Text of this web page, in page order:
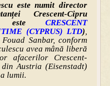
este numit director
Crescent-Cipru
esteCRESCENT
(CYPRUS) LTD),
Sanbar, conform
avea mână liberă
afacerilor Crescent-
Austria (Eisenstadt)
lumii.